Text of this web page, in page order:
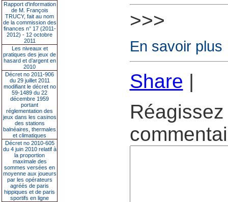
Rapport d'information
de M. François
TRUCY, fait au nom
de la commission des
finances n° 17 (2011-
2012) - 12 octobre
2011
Les niveaux et
pratiques des jeux de
hasard et d’argent en
2010
Décret no 2011-906
du 29 juillet 2011
modifiant le décret no
59-1489 du 22
décembre 1959
portant
réglementation des
jeux dans les casinos
des stations
balnéaires, thermales
et climatiques
Décret no 2010-605
du 4 juin 2010 relatif à
la proportion
maximale des
sommes versées en
moyenne aux joueurs
par les opérateurs
agréés de paris
hippiques et de paris
sportifs en ligne
>>>
En savoir plus
Share |